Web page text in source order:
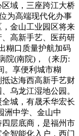
域，三座跨江大桥
为高端现代化办事
金山工业园区将来
高新手艺、医药研
糊口质量护航加码
院(南院)，（来历:
。享便利城市糊
达海西高新手艺财
乌龙江湿地公园。
城，有晟禾华宏长
洲中学、金山中
层底商，是福州市
智能化入户，西门